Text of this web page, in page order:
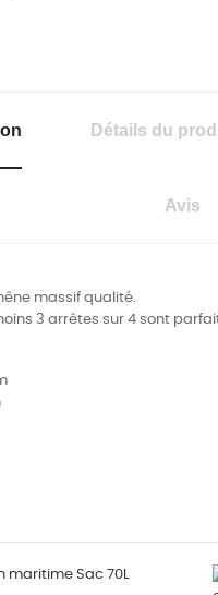
Détails du
Avis
massif qualité.
3 arrêtes sur 4 sont